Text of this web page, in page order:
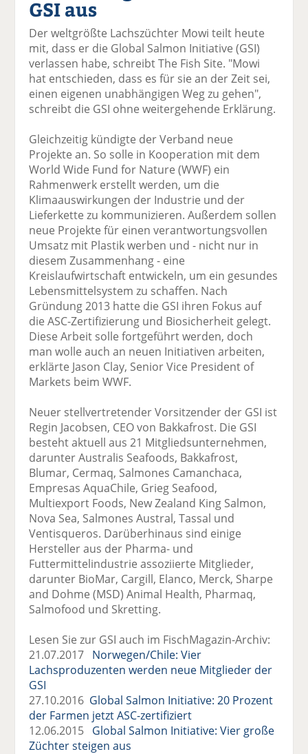
uf
F
ac
e
b
o
k
te
il
e
n
wi
tt
er
n
uf
Li
n
k
e
di
il
er
E
m
ai
l
v
n
n
GSI aus
Der weltgrößte Lachszüchter Mowi teilt heute
mit, dass er die Global Salmon Initiative (GSI)
verlassen habe, schreibt The Fish Site. "Mowi
hat entschieden, dass es für sie an der Zeit sei,
einen eigenen unabhängigen Weg zu gehen",
schreibt die GSI ohne weitergehende Erklärung.
Gleichzeitig kündigte der Verband neue
Projekte an. So solle in Kooperation mit dem
World Wide Fund for Nature (WWF) ein
Rahmenwerk erstellt werden, um die
Klimaauswirkungen der Industrie und der
Lieferkette zu kommunizieren. Außerdem sollen
neue Projekte für einen verantwortungsvollen
Umsatz mit Plastik werben und - nicht nur in
diesem Zusammenhang - eine
Kreislaufwirtschaft entwickeln, um ein gesundes
Lebensmittelsystem zu schaffen. Nach
Gründung 2013 hatte die GSI ihren Fokus auf
die ASC-Zertifizierung und Biosicherheit gelegt.
Diese Arbeit solle fortgeführt werden, doch
man wolle auch an neuen Initiativen arbeiten,
erklärte Jason Clay, Senior Vice President of
Markets beim WWF.
Neuer stellvertretender Vorsitzender der GSI ist
Regin Jacobsen, CEO von Bakkafrost. Die GSI
besteht aktuell aus 21 Mitgliedsunternehmen,
darunter Australis Seafoods, Bakkafrost,
Blumar, Cermaq, Salmones Camanchaca,
Empresas AquaChile, Grieg Seafood,
Multiexport Foods, New Zealand King Salmon,
Nova Sea, Salmones Austral, Tassal und
Ventisqueros. Darüberhinaus sind einige
Hersteller aus der Pharma- und
Futtermittelindustrie assoziierte Mitglieder,
darunter BioMar, Cargill, Elanco, Merck, Sharpe
and Dohme (MSD) Animal Health, Pharmaq,
Salmofood und Skretting.
Lesen Sie zur GSI auch im FischMagazin-Archiv:
21.07.2017 Norwegen/Chile: Vier
Lachsproduzenten werden neue Mitglieder der
GSI
27.10.2016 Global Salmon Initiative: 20 Prozent
der Farmen jetzt ASC-zertifiziert
12.06.2015 Global Salmon Initiative: Vier große
Züchter steigen aus